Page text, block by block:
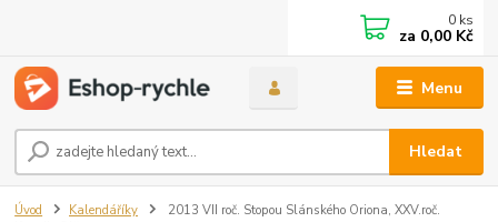
Menu
Hledat
0 ks
za 0,00 Kč
Úvod Kalendáříky
2013 VII roč. Stopou Slánského Oriona, XXV.roč.